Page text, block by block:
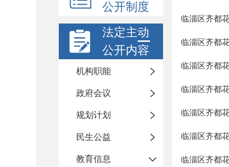
公开制度
法定主动
公开内容
机构职能
政府会议
规划计划
民生公益
教育信息
临淄区齐都
临淄区齐都
临淄区齐都
临淄区齐都
临淄区齐都
临淄区齐都
临淄区齐都